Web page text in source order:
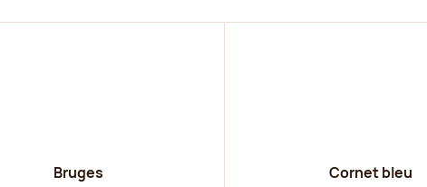
Bruges Cornet bleu